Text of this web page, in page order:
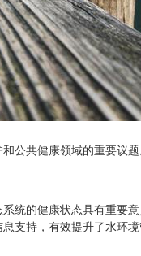
公共健康领域的重要议题
统的健康状态具有重要
支持，有效提升了水环境